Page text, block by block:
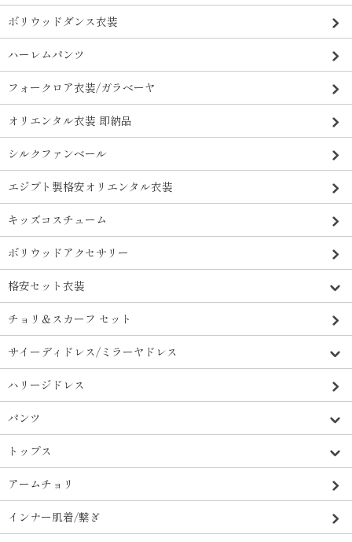
ボリウッドダンス衣装
ハーレムパンツ
フォークロア衣装/ガラベーヤ
オリエンタル衣装 即納品
シルクファンベール
エジプト製格安オリエンタル衣装
キッズコスチューム
ボリウッドアクセサリー
格安セット衣装
チョリ＆スカーフ セット
サイーディドレス/ミラーヤドレス
ハリージドレス
パンツ
トップス
アームチョリ
インナー肌着/繋ぎ